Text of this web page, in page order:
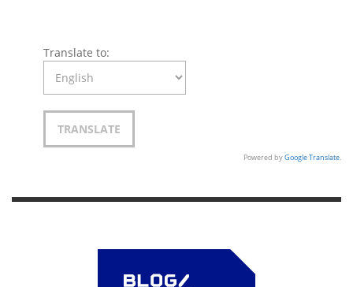
Translate to:
Powered byGoogle Translate.